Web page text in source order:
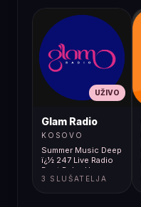
UŽIVO
Glam Radio
KOSOVO
Summer Music Deep
ï¿½ 247 Live Radio
Best Relax Hou
3 SLUŠATELJA